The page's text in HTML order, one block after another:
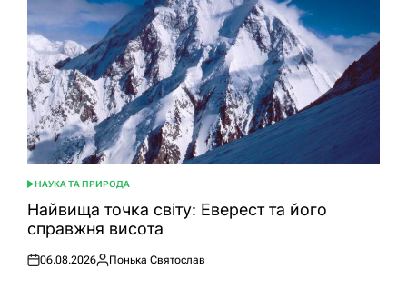
ОПУБЛІКУВАТИ
У
НАУКА ТА ПРИРОДА
Найвища точка світу: Еверест та його
справжня висота
Оприлюднено
06.08.2026
Опубліковано
Понька Святослав